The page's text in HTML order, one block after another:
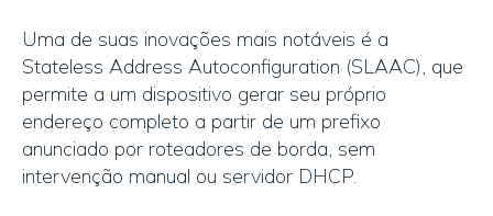
Uma de suas inovações mais notáveis é a
Stateless Address Autoconfiguration (SLAAC), que
permite a um dispositivo gerar seu próprio
endereço completo a partir de um prefixo
anunciado por roteadores de borda, sem
intervenção manual ou servidor DHCP.